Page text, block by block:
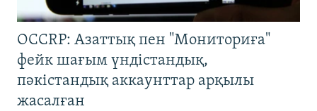
OCCRP: Азаттық пен "Мониториға"
фейк шағым үндістандық,
пәкістандық аккаунттар арқылы
жасалған